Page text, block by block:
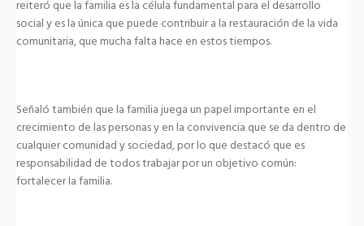
reiteró que la familia es la célula fundamental para el desarrollo
social y es la única que puede contribuir a la restauración de la vida
comunitaria, que mucha falta hace en estos tiempos.
Señaló también que la familia juega un papel importante en el
crecimiento de las personas y en la convivencia que se da dentro de
cualquier comunidad y sociedad, por lo que destacó que es
responsabilidad de todos trabajar por un objetivo común:
fortalecer la familia.